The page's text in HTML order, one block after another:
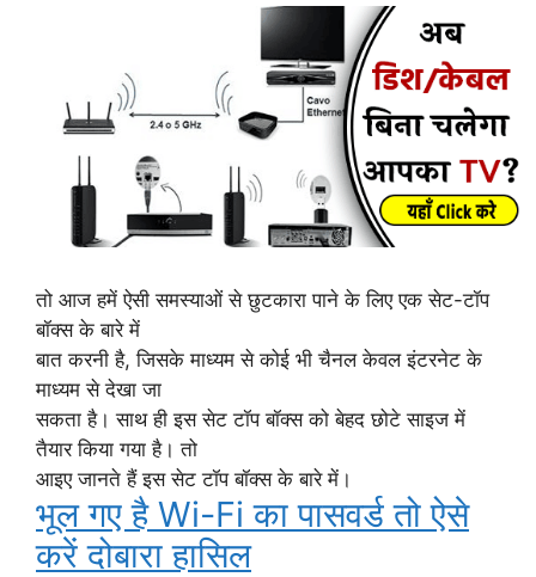
तो आज हमें ऐसी समस्याओं से छुटकारा पाने के लिए एक सेट-टॉप
बॉक्स के बारे में
बात करनी है, जिसके माध्यम से कोई भी चैनल केवल इंटरनेट के
माध्यम से देखा जा
सकता है। साथ ही इस सेट टॉप बॉक्स को बेहद छोटे साइज में
तैयार किया गया है। तो
आइए जानते हैं इस सेट टॉप बॉक्स के बारे में।
भूल गए है Wi-Fi का पासवर्ड तो ऐसे
करें दोबारा हासिल